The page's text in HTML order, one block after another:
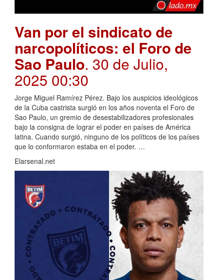
Van por el sindicato de
narcopolíticos: el Foro de
Sao Paulo. 30 de Julio,
2025 00:30
Jorge Miguel Ramírez Pérez. Bajo los auspicios ideológicos
de la Cuba castrista surgió en los años noventa el Foro de
Sao Paulo, un gremio de desestabilizadores profesionales
bajo la consigna de lograr el poder en países de América
latina. Cuando surgió, ninguno de los políticos de los países
que lo conformaron estaba en el poder. …
Elarsenal.net